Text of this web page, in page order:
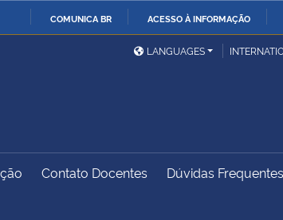
COMUNICA BR ACESSO À INFORMAÇÃO
Defesa
Ministério das Relações
Exteriores
Cidadania
LANGUAGES
Contato Docentes Dúvidas Frequentes